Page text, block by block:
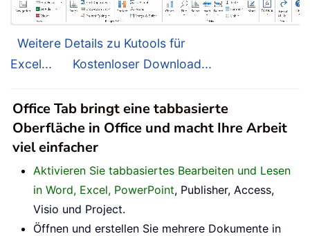
Weitere Details zu Kutools für
Excel...
Kostenloser Download...
Office Tab bringt eine tabbasierte
Oberfläche in Office und macht Ihre Arbeit
viel einfacher
Aktivieren Sie tabbasiertes Bearbeiten und Lesen
in Word, Excel, PowerPoint, Publisher, Access,
Visio und Project.
Öffnen und erstellen Sie mehrere Dokumente in